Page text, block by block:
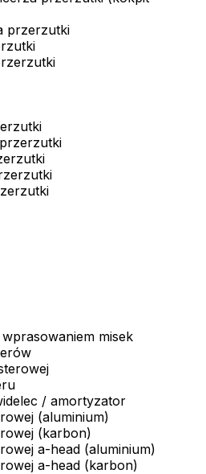
przerzutki
misek
/ amortyzator
(aluminium)
(karbon)
a-head (aluminium)
a-head (karbon)